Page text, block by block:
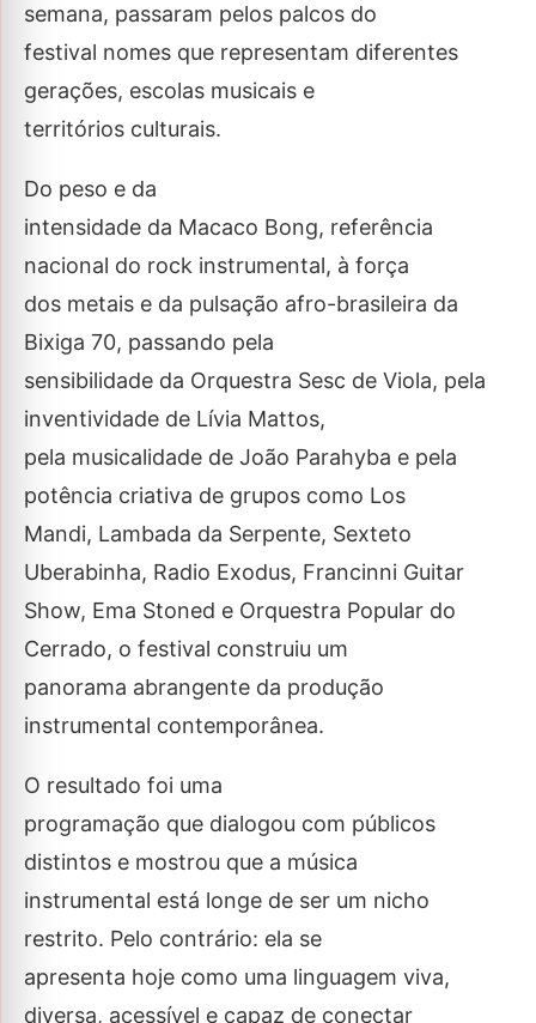
semana, passaram pelos palcos do
festival nomes que representam diferentes
gerações, escolas musicais e
territórios culturais.
Do peso e da
intensidade da Macaco Bong, referência
nacional do rock instrumental, à força
dos metais e da pulsação afro-brasileira da
Bixiga 70, passando pela
sensibilidade da Orquestra Sesc de Viola, pela
inventividade de Lívia Mattos,
pela musicalidade de João Parahyba e pela
potência criativa de grupos como Los
Mandi, Lambada da Serpente, Sexteto
Uberabinha, Radio Exodus, Francinni Guitar
Show, Ema Stoned e Orquestra Popular do
Cerrado, o festival construiu um
panorama abrangente da produção
instrumental contemporânea.
O resultado foi uma
programação que dialogou com públicos
distintos e mostrou que a música
instrumental está longe de ser um nicho
restrito. Pelo contrário: ela se
apresenta hoje como uma linguagem viva,
diversa, acessível e capaz de conectar